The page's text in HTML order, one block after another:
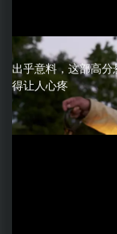
出乎意料，这部高分
得让人心疼